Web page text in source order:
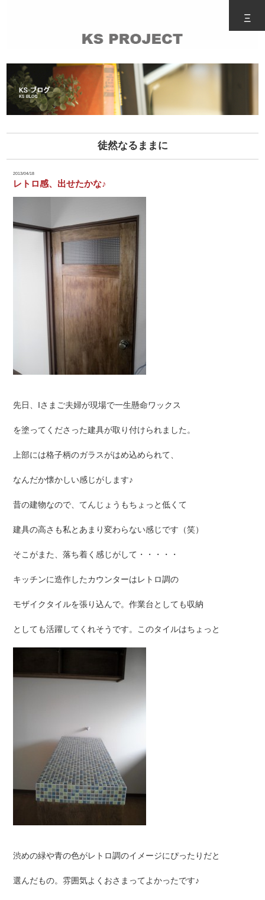
Ξ
徒然なるままに
2013/04/18
レトロ感、出せたかな♪
先日、Iさまご夫婦が現場で一生懸命ワックス
を塗ってくださった建具が取り付けられました。
上部には格子柄のガラスがはめ込められて、
なんだか懐かしい感じがします♪
昔の建物なので、てんじょうもちょっと低くて
建具の高さも私とあまり変わらない感じです（笑）
そこがまた、落ち着く感じがして・・・・・
キッチンに造作したカウンターはレトロ調の
モザイクタイルを張り込んで。作業台としても収納
としても活躍してくれそうです。このタイルはちょっと
渋めの緑や青の色がレトロ調のイメージにぴったりだと
選んだもの。雰囲気よくおさまってよかったです♪